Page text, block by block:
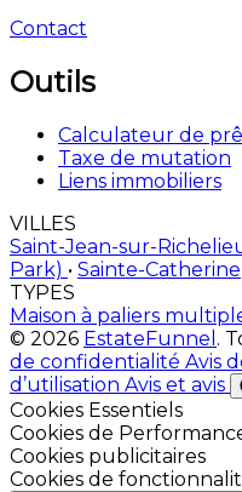
Contact
Outils
Calculateur de
Taxe de mutation
Liens immobiliers
VILLES
Saint-Jean-sur-
Park) • Sainte-Catherine
TYPES
Maison à paliers
© 2026 EstateFunnel .
de confidentialité Avis
d’utilisation Avis et avis
Activer
Cookies Essentiels
Activer
Cookies de
Activer
Cookies publicitaires
Activer
Cookies de